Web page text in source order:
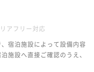
アフリー対応
宿泊施設によって設備内容
施設へ直接ご確認のうえ、